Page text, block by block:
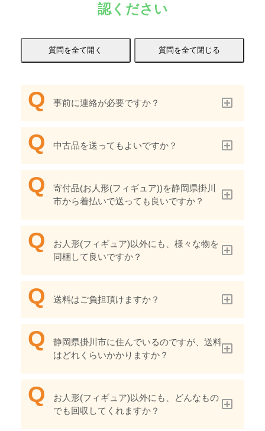
認ください
事前に連絡が必要ですか？
中古品を送ってもよいですか？
寄付品(お人形(フィギュア))を静岡県掛川
市から着払いで送っても良いですか？
お人形(フィギュア)以外にも、様々な物を
同梱して良いですか？
送料はご負担頂けますか？
静岡県掛川市に住んでいるのですが、送料
はどれくらいかかりますか？
お人形(フィギュア)以外にも、どんなもの
でも回収してくれますか？